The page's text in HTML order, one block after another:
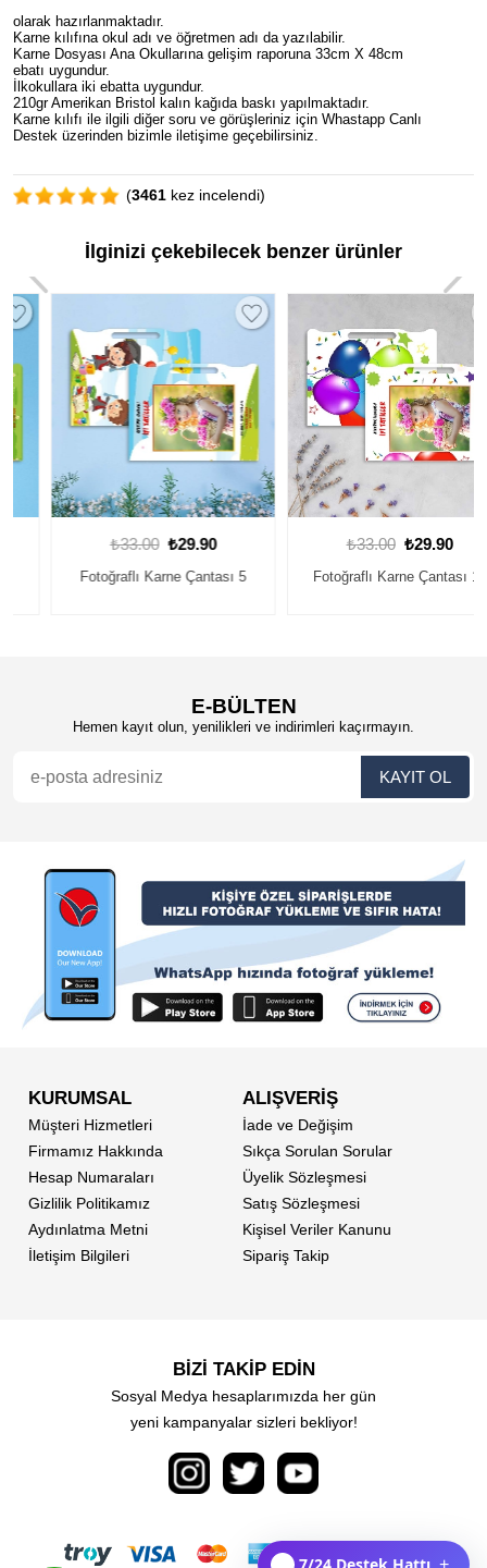
olarak hazırlanmaktadır.
Karne kılıfına okul adı ve öğretmen adı da yazılabilir.
Karne Dosyası Ana Okullarına gelişim raporuna 33cm X 48cm
ebatı uygundur.
İlkokullara iki ebatta uygundur.
210gr Amerikan Bristol kalın kağıda baskı yapılmaktadır.
Karne kılıfı ile ilgili diğer soru ve görüşleriniz için Whastapp Canlı
Destek üzerinden bizimle iletişime geçebilirsiniz.
(3461 kez incelendi)
İlginizi çekebilecek benzer ürünler
₺33.00 ₺29.90
Fotoğraflı Karne Çantası 5
₺33.00 ₺29.90
Fotoğraflı Karne Çantası 14
E-BÜLTEN
Hemen kayıt olun, yenilikleri ve indirimleri kaçırmayın.
KURUMSAL
Müşteri Hizmetleri
Firmamız Hakkında
Hesap Numaraları
Gizlilik Politikamız
Aydınlatma Metni
İletişim Bilgileri
ALIŞVERİŞ
İade ve Değişim
Sıkça Sorulan Sorular
Üyelik Sözleşmesi
Satış Sözleşmesi
Kişisel Veriler Kanunu
Sipariş Takip
BİZİ TAKİP EDİN
Sosyal Medya hesaplarımızda her gün
yeni kampanyalar sizleri bekliyor!
+